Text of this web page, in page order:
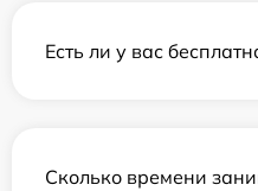
Есть ли у вас
Сколько времени